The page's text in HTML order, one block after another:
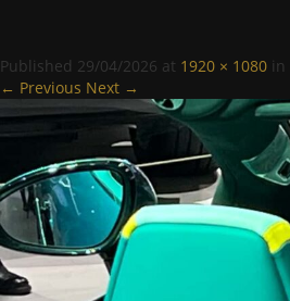
Published 29/04/2026 at 1920 × 1080 in
← Previous Next →